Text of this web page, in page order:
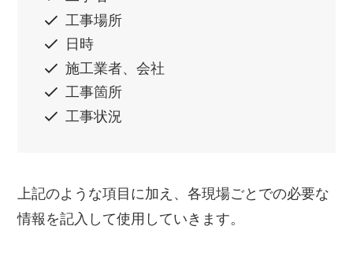
工事場所
日時
施工業者、会社
工事箇所
工事状況
上記のような項目に加え、各現場ごとでの必要な
情報を記入して使用していきます。